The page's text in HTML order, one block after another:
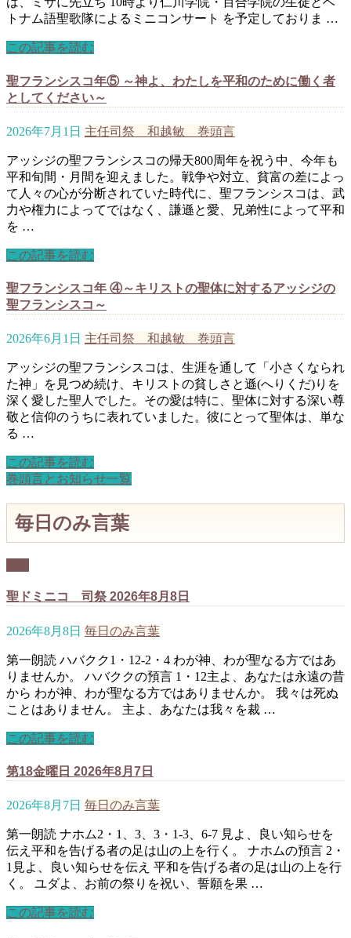
トナム語聖歌隊によるミニコンサート を予定しておりま …
この記事を読む
聖フランシスコ年⑤ ～神よ、わたしを平和のために働く者
としてください～
2026年7月1日 主任司祭 和越敏 巻頭言
アッシジの聖フランシスコの帰天800周年を祝う中、今年も
平和旬間・月間を迎えました。戦争や対立、貧富の差によっ
て人々の心が分断されていた時代に、聖フランシスコは、武
力や権力によってではなく、謙遜と愛、兄弟性によって平和
を …
この記事を読む
聖フランシスコ年 ④～キリストの聖体に対するアッシジの
聖フランシスコ～
2026年6月1日 主任司祭 和越敏 巻頭言
アッシジの聖フランシスコは、生涯を通して「小さくなられ
た神」を見つめ続け、キリストの貧しさと遜(へりくだ)りを
深く愛した聖人でした。その愛は特に、聖体に対する深い尊
敬と信仰のうちに表れていました。彼にとって聖体は、単な
る …
この記事を読む
巻頭言とお知らせ一覧
毎日のみ言葉
聖ドミニコ 司祭 2026年8月8日
2026年8月8日 毎日のみ言葉
第一朗読 ハバクク1・12-2・4 わが神、わが聖なる方ではあ
りませんか。 ハバククの預言 1・12主よ、あなたは永遠の昔
から わが神、わが聖なる方ではありませんか。 我々は死ぬ
ことはありません。 主よ、あなたは我々を裁 …
この記事を読む
第18金曜日 2026年8月7日
2026年8月7日 毎日のみ言葉
第一朗読 ナホム2・1、3、3・1-3、6-7 見よ、良い知らせを
伝え平和を告げる者の足は山の上を行く。 ナホムの預言 2・
1見よ、良い知らせを伝え 平和を告げる者の足は山の上を行
く。 ユダよ、お前の祭りを祝い、誓願を果 …
この記事を読む